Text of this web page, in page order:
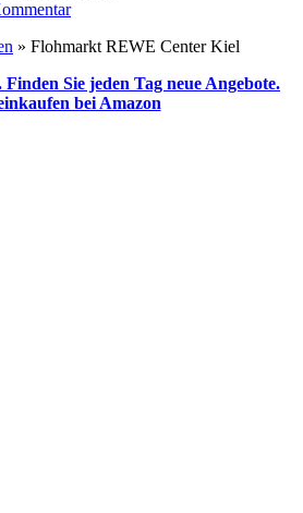
» Flohmarkt REWE Center Kiel
Finden Sie jeden Tag neue Angebote.
bei Amazon